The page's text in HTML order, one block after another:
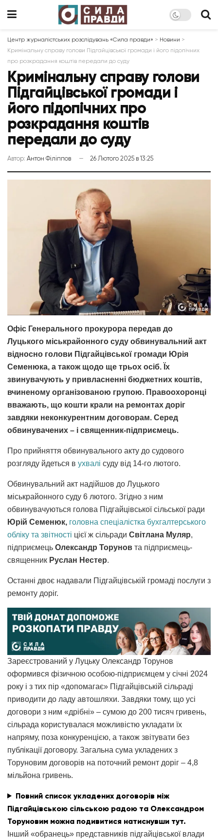
Центр журналістських розслідувань «Сила правди» > Новини >
Кримінальну справу голови Підгайцівської громади і його підопічних
про розкрадання коштів передали до суду
Кримінальну справу голови
Підгайцівської громади і
його підопічних про
розкрадання коштів
передали до суду
Автор: Антон Філіппов 26 Лютого 2025 в 13:25
Офіс Генерального прокурора передав до
Луцького міськрайонного суду обвинувальний акт
відносно голови Підгайцівської громади Юрія
Семенюка, а також щодо ще трьох осіб. Їх
звинувачують у привласненні бюджетних коштів,
вчиненому організованою групою. Правоохоронці
вважають, що кошти крали на ремонтах доріг
завдяки неконкурентним договорам. Серед
обвинувачених – і священник-підприємець.
Про прийняття обвинувального акту до судового
розгляду йдеться в ухвалі суду від 14-го лютого.
Обвинувальний акт надійшов до Луцького
міськрайонного суду 6 лютого. Згідно з ним
обвинувачуються голова Підгайцівської сільської ради
Юрій Семенюк, головна спеціалістка бухгалтерського
обліку та звітності цієї ж сільради Світлана Муляр,
підприємець Олександр Торунов та підприємець-
священник Руслан Нестер.
Останні двоє надавали Підгайцівській громаді послуги з
ремонту доріг.
Зареєстрований у Луцьку Олександр Торунов
оформився фізичною особою-підприємцем у січні 2024
року і з тих пір «допомагає» Підгайцівській сільраді
приводити до ладу автошляхи. Завдяки тому, що усі
договори з ним «дрібні» – сумою до 200 тисяч гривень,
сільрада користувалася можливістю укладати їх
напряму, поза конкуренцією, а також звітувати без
публікації договору. Загальна сума укладених з
Торуновим договорів на поточний ремонт доріг – 4,8
мільйона гривень.
Повний список укладених договорів між
Підгайцівською сільською радою та Олександром
Торуновим можна подивитися натиснувши тут.
Інший «обранець» представників підгайцівської влади